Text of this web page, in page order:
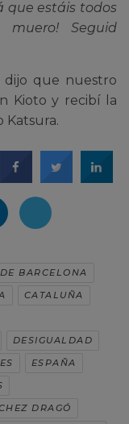
que estáis todos
Seguid
dijo que nuestro
Kioto y recibí la
Katsura.
BARCELONA
CATALUÑA
DESIGUALDAD
ESPAÑA
DRAGÓ